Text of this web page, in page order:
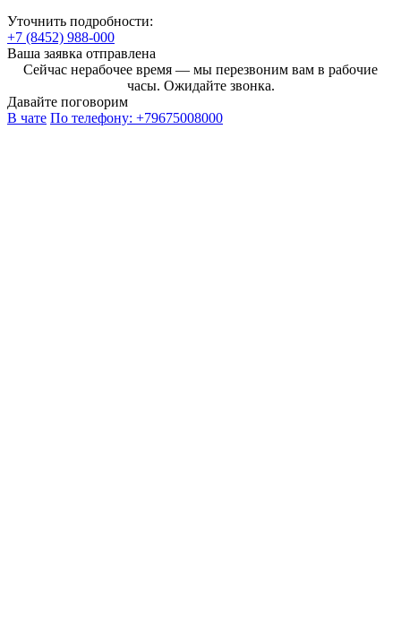
Уточнить подробности:
+7 (8452) 988-000
Ваша заявка отправлена
Сейчас нерабочее время — мы перезвоним вам в рабочие
часы. Ожидайте звонка.
Давайте поговорим
В чате По телефону: +79675008000